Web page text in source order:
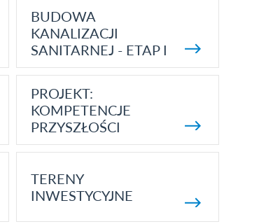
BUDOWA
KANALIZACJI
SANITARNEJ - ETAP I
PROJEKT:
KOMPETENCJE
PRZYSZŁOŚCI
TERENY
INWESTYCYJNE